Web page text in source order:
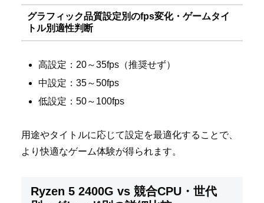
グラフィック品質設定別のfps変化・ゲームタイ
トル別適性判断
高設定：20～35fps（推奨せず）
中設定：35～50fps
低設定：50～100fps
用途やタイトルに応じて設定を最適化することで、
より快適なゲーム体験が得られます。
Ryzen 5 2400G vs 競合CPU・世代